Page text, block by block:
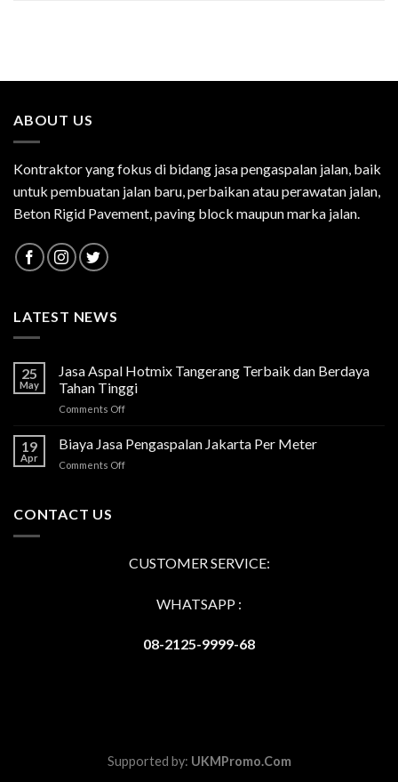
ABOUT US
Kontraktor yang fokus di bidang jasa pengaspalan jalan, baik
untuk pembuatan jalan baru, perbaikan atau perawatan jalan,
Beton Rigid Pavement, paving block maupun marka jalan.
LATEST NEWS
25
May
Jasa Aspal Hotmix Tangerang Terbaik dan Berdaya
Tahan Tinggi
Comments Offon
Aspal
Hotmix
19
Apr
Biaya Jasa Pengaspalan Jakarta Per Meter
Comments Offon
CONTACT US
CUSTOMER SERVICE:
WHATSAPP :
08-2125-9999-68
Supported by: UKMPromo.Com